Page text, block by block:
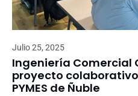
Julio 25, 2025
Ingeniería Comercial
proyecto
PYMES de Ñuble